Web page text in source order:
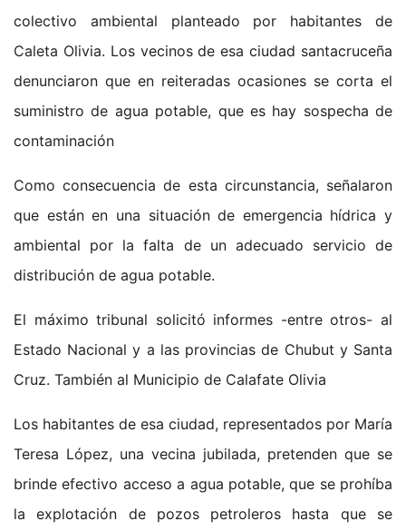
colectivo ambiental planteado por habitantes de
Caleta Olivia. Los vecinos de esa ciudad santacruceña
denunciaron que en reiteradas ocasiones se corta el
suministro de agua potable, que es hay sospecha de
contaminación
Como consecuencia de esta circunstancia, señalaron
que están en una situación de emergencia hídrica y
ambiental por la falta de un adecuado servicio de
distribución de agua potable.
El máximo tribunal solicitó informes -entre otros- al
Estado Nacional y a las provincias de Chubut y Santa
Cruz. También al Municipio de Calafate Olivia
Los habitantes de esa ciudad, representados por María
Teresa López, una vecina jubilada, pretenden que se
brinde efectivo acceso a agua potable, que se prohíba
la explotación de pozos petroleros hasta que se